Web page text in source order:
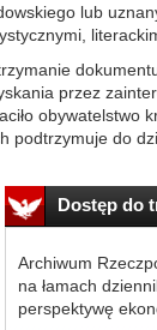
lub
przez
obywatelstwo
podtrzymuje do
Dostęp do
Archiwum
na łamach
perspektywę